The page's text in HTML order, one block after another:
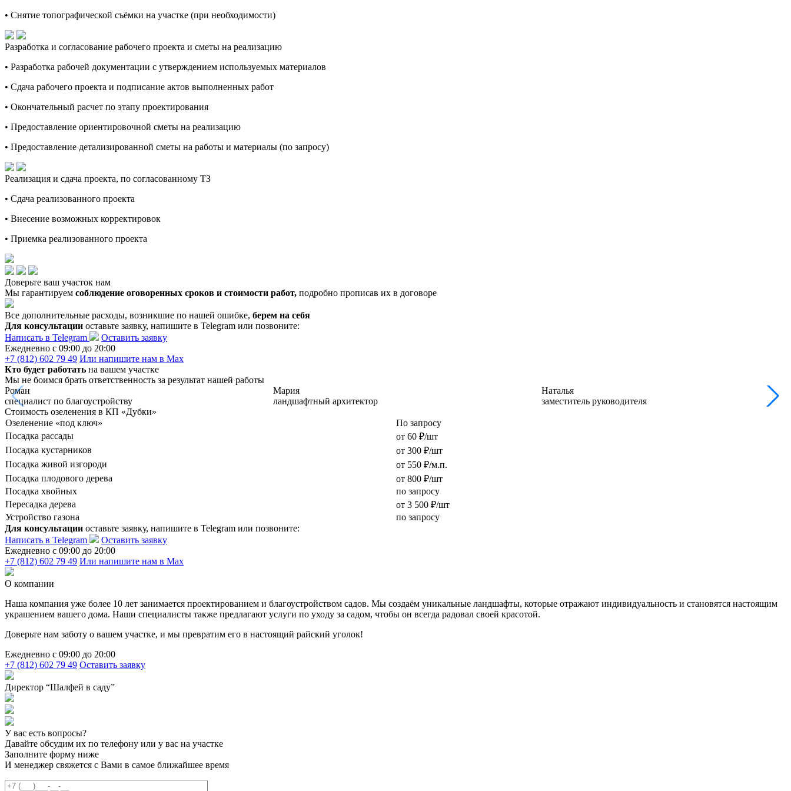
• Снятие топографической съёмки на участке (при необходимости)
Разработка и согласование рабочего проекта и сметы на реализацию
• Разработка рабочей документации с утверждением используемых материалов
• Сдача рабочего проекта и подписание актов выполненных работ
• Окончательный расчет по этапу проектирования
• Предоставление ориентировочной сметы на реализацию
• Предоставление детализированной сметы на работы и материалы (по запросу)
Реализация и сдача проекта, по согласованному ТЗ
• Сдача реализованного проекта
• Внесение возможных корректировок
• Приемка реализованного проекта
Доверьте ваш участок нам
Мы гарантируем соблюдение оговоренных сроков и стоимости работ, подробно прописав их в договоре
Все дополнительные расходы, возникшие по нашей ошибке, берем на себя
Для консультации оставьте заявку, напишите в Telegram или позвоните:
Написать в Telegram
Оставить заявку
Ежедневно c 09:00 до 20:00
+7 (812) 602 79 49 Или напишите нам в Max
Кто будет работать на вашем участке
Мы не боимся брать ответственность за результат нашей работы
Роман
специалист по благоустройству
Мария
ландшафтный архитектор
Наталья
заместитель руководителя
Стоимость озеленения в КП «Дубки»
Озеленение «под ключ»
По запросу
Посадка рассады
от 60 ₽/шт
Посадка кустарников
от 300 ₽/шт
Посадка живой изгороди
от 550 ₽/м.п.
Посадка плодового дерева
от 800 ₽/шт
Посадка хвойных
по запросу
Пересадка дерева
от 3 500 ₽/шт
Устройство газона
по запросу
Для консультации оставьте заявку, напишите в Telegram или позвоните:
Написать в Telegram
Оставить заявку
Ежедневно c 09:00 до 20:00
+7 (812) 602 79 49 Или напишите нам в Max
О компании
Наша компания уже более 10 лет занимается проектированием и благоустройством садов. Мы создаём уникальные ландшафты, которые отражают индивидуальность и становятся настоящим
украшением вашего дома. Наши специалисты также предлагают услуги по уходу за садом, чтобы он всегда радовал своей красотой.
Доверьте нам заботу о вашем участке, и мы превратим его в настоящий райский уголок!
Ежедневно c 09:00 до 20:00
+7 (812) 602 79 49 Оставить заявку
Директор “Шалфей в саду”
У вас есть вопросы?
Давайте обсудим их по телефону или у вас на участке
Заполните форму ниже
И менеджер свяжется с Вами в самое ближайшее время